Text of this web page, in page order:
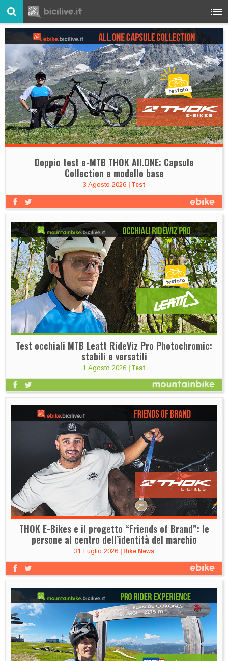
Doppio test e-MTB THOK All.ONE: Capsule
Collection e modello base
3 Agosto 2026 Test
Test occhiali MTB Leatt RideViz Pro Photochromic:
stabili e versatili
1 Agosto 2026 | Test
THOK E-Bikes e il progetto “Friends of Brand”: le
persone al centro dell’identità del marchio
31 Luglio 2026 | Bike News